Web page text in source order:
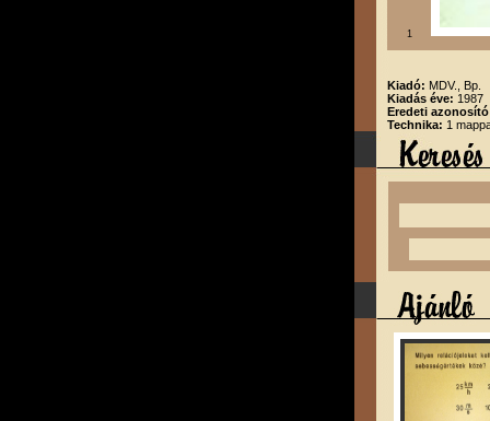
1
Kiadó: MDV., Bp.
Kiadás éve: 1987
Eredeti
Technika: 1